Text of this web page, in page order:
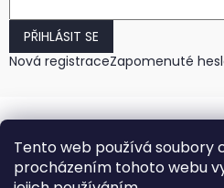
Tento web používá soubory
procházením tohoto webu
PŘIHLÁSIT SE
Nová registraceZapomenuté